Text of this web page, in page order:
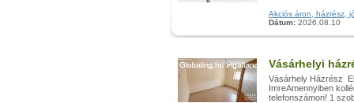
Akciós áron, házrész,
Dátum: 2026.08.10
Vásárhelyi
Vásárhely Házrész
ImreAmennyiben
telefonszámon! 1